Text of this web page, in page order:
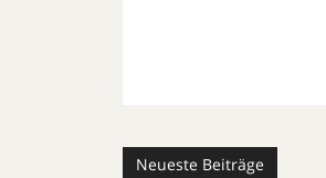
Neueste Beiträge